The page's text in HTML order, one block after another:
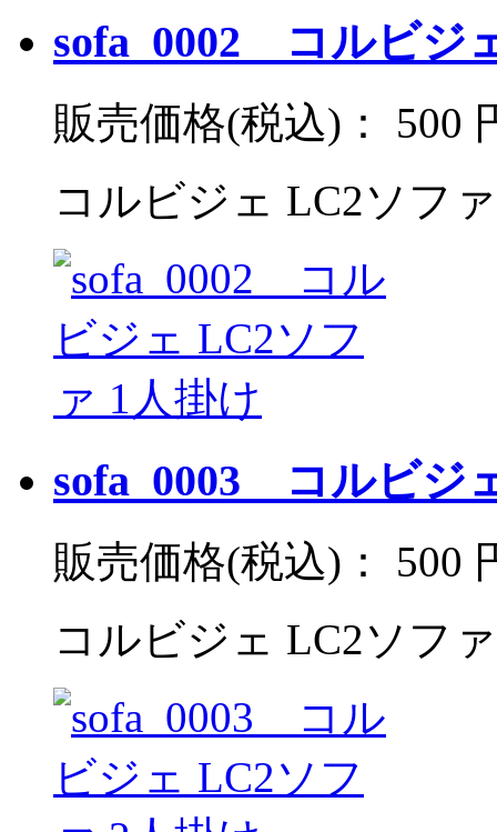
sofa_0002 コルビジ
販売価格(税込)：
500
コルビジェ LC2ソフ
sofa_0003 コルビジ
販売価格(税込)：
500
コルビジェ LC2ソフ